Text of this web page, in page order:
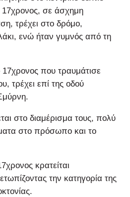
17χρονος, σε άσχημη
τρέχει στο δρόμο,
ενώ ήταν γυμνός από τη
17χρονος που τραυμάτισε
τρέχει επί της οδού
στο διαμέρισμα τους, πολύ
στο πρόσωπο και το
κρατείται
την κατηγορία της